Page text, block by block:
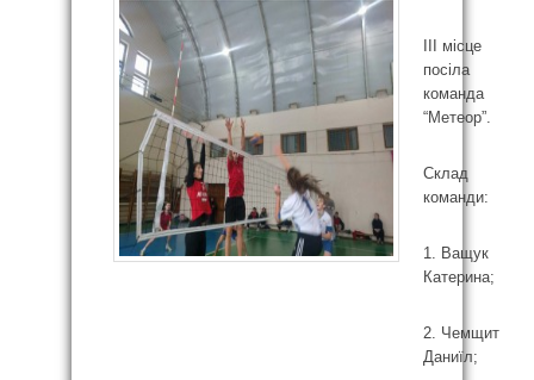
ІІІ місце
посіла
команда
“Метеор”.
Склад
команди:
1. Ващук
Катерина;
2. Чемщит
Даниїл;